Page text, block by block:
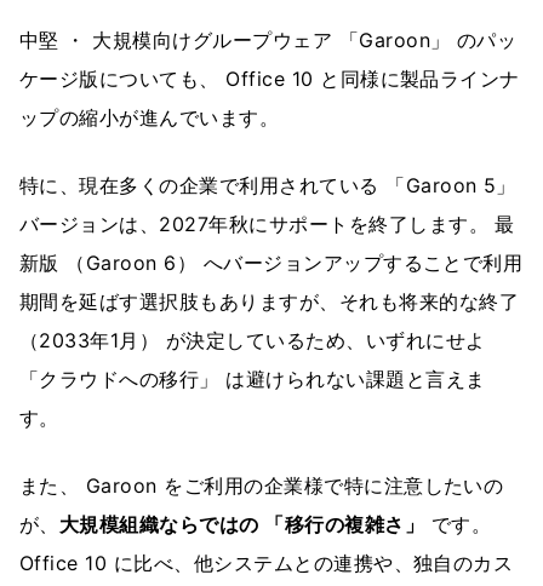
中堅 ・ 大規模向けグループウェア 「Garoon」 のパッ
ケージ版についても、 Office 10 と同様に製品ラインナ
ップの縮小が進んでいます。
特に、現在多くの企業で利用されている 「Garoon 5」
バージョンは、2027年秋にサポートを終了します。 最
新版 （Garoon 6） へバージョンアップすることで利用
期間を延ばす選択肢もありますが、それも将来的な終了
（2033年1月） が決定しているため、いずれにせよ
「クラウドへの移行」 は避けられない課題と言えま
す。
また、 Garoon をご利用の企業様で特に注意したいの
が、 大規模組織ならではの 「移行の複雑さ」
です。
Office 10 に比べ、他システムとの連携や、独自のカス